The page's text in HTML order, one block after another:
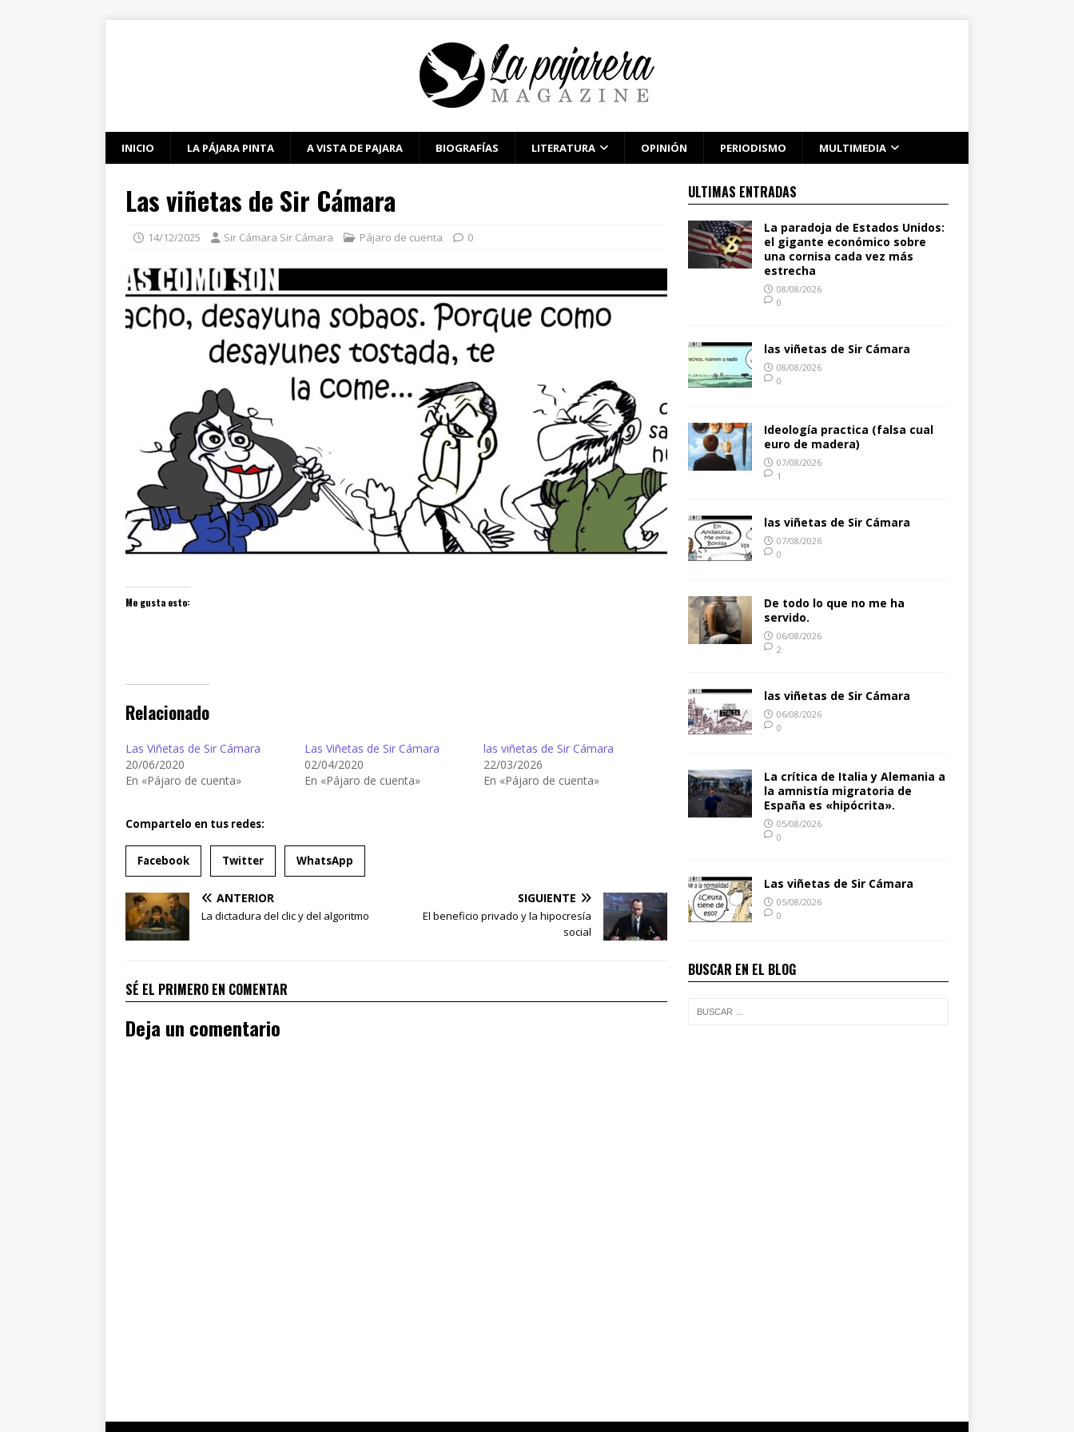
INICIO LA PÁJARA PINTA A VISTA DE PAJARA BIOGRAFÍAS LITERATURA OPINIÓN PERIODISMO MULTIMEDIA
Las viñetas de Sir Cámara
14/12/2025 Sir Cámara Sir Cámara Pájaro de cuenta 0
Me gusta esto:
Relacionado
Las Viñetas de Sir Cámara
20/06/2020
En «Pájaro de cuenta»
Las Viñetas de Sir Cámara
02/04/2020
En «Pájaro de cuenta»
las viñetas de Sir Cámara
22/03/2026
En «Pájaro de cuenta»
Compartelo en tus redes:
Facebook Twitter WhatsApp
ANTERIOR
La dictadura del clic y del algoritmo
SIGUIENTE
El beneficio privado y la hipocresía
social
SÉ EL PRIMERO EN COMENTAR
Deja un comentario
ULTIMAS ENTRADAS
La paradoja de Estados Unidos:
el gigante económico sobre
una cornisa cada vez más
estrecha
08/08/2026
0
las viñetas de Sir Cámara
08/08/2026
0
Ideología practica (falsa cual
euro de madera)
07/08/2026
1
las viñetas de Sir Cámara
07/08/2026
0
De todo lo que no me ha
servido.
06/08/2026
2
las viñetas de Sir Cámara
06/08/2026
0
La crítica de Italia y Alemania a
la amnistía migratoria de
España es «hipócrita».
05/08/2026
0
Las viñetas de Sir Cámara
05/08/2026
0
BUSCAR EN EL BLOG